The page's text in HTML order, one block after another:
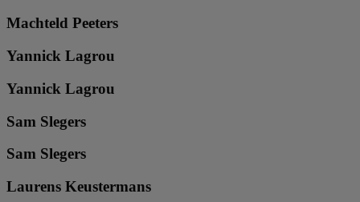
Machteld Peeters
Yannick Lagrou
Yannick Lagrou
Sam Slegers
Sam Slegers
Laurens Keustermans